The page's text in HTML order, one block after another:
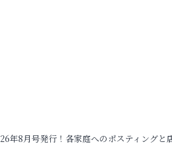
年8月号発行！各家庭へのポスティングと